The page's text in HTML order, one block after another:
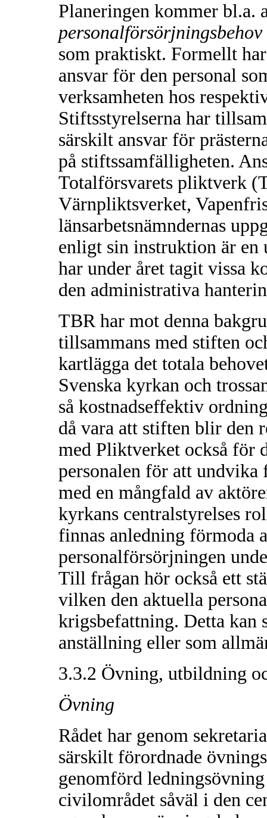
Planeringen kommer bl.a.
personalförsörjningsbehov
som praktiskt. Formellt
ansvar för den personal
verksamheten hos
Stiftsstyrelserna har
särskilt ansvar för
på stiftssamfälligheten.
Totalförsvarets pliktverk
Värnpliktsverket,
länsarbetsnämndernas
enligt sin instruktion är en
har under året tagit vissa
den administrativa
TBR har mot denna
tillsammans med stiften
kartlägga det totala
Svenska kyrkan och
så kostnadseffektiv
då vara att stiften blir den
med Pliktverket också för
personalen för att
med en mångfald av
kyrkans centralstyrelses
finnas anledning förmoda
personalförsörjningen
Till frågan hör också ett
vilken den aktuella
krigsbefattning. Detta kan
anställning eller som
3.3.2 Övning, utbildning
Övning
Rådet har genom
särskilt förordnade
genomförd
civilområdet såväl i den